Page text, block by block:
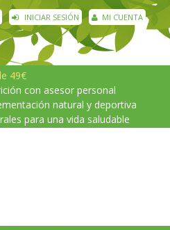
INICIAR SESIÓN MI CUENTA
49€
con asesor personal
natural y deportiva
para una vida saludable